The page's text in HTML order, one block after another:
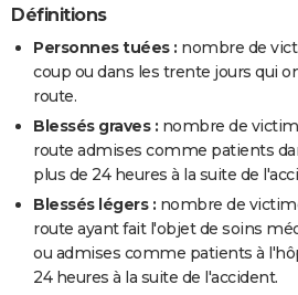
Définitions
Personnes tuées : nombre de
coup ou dans les trente jours qui
route.
Blessés graves : nombre de
route admises comme patients
plus de 24 heures à la suite de
Blessés légers : nombre de
route ayant fait l'objet de soins
ou admises comme patients à
24 heures à la suite de l'accident.